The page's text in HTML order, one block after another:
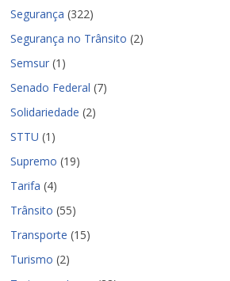
Segurança (322)
Segurança no Trânsito (2)
Semsur (1)
Senado Federal (7)
Solidariedade (2)
STTU (1)
Supremo (19)
Tarifa (4)
Trânsito (55)
Transporte (15)
Turismo (2)